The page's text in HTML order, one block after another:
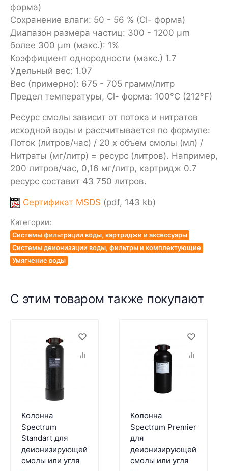
форма)
Сохранение влаги: 50 - 56 % (Cl- форма)
Диапазон размера частиц: 300 - 1200 µm
более 300 µm (макс.): 1%
Коэффициент однородности (макс.) 1.7
Удельный вес: 1.07
Вес (примерно): 675 - 705 грамм/литр
Предел температуры, Cl- форма: 100°C (212°F)
Ресурс смолы зависит от потока и нитратов
исходной воды и рассчитывается по формуле:
Поток (литров/час) / 20 x объем смолы (мл) /
Нитраты (мг/литр) = ресурс (литров). Например,
200 литров/час, 0,16 мг/литр, картридж 0.7
ресурс составит 43 750 литров.
Сертификат MSDS (pdf, 143 kb)
Категории:
Системы фильтрации воды, картриджи и аксессуары
Системы деионизации воды, фильтры и комплектующие
Умягчение воды
С этим товаром также покупают
Колонна
Spectrum
Standart для
деионизирующей
смолы или угля
Колонна
Spectrum Premier
для
деионизирующей
смолы или угля